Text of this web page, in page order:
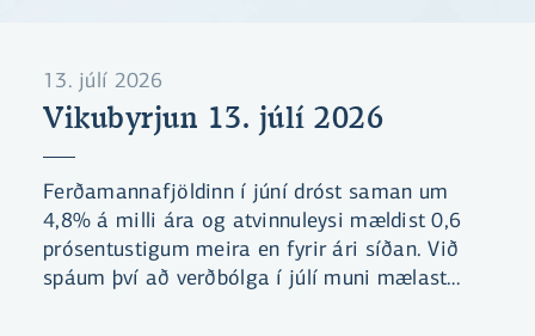
13. júlí 2026
Vikubyrjun 13. júlí 2026
Ferðamannafjöldinn í júní dróst saman um
4,8% á milli ára og atvinnuleysi mældist 0,6
prósentustigum meira en fyrir ári síðan. Við
spáum því að verðbólga í júlí muni mælast